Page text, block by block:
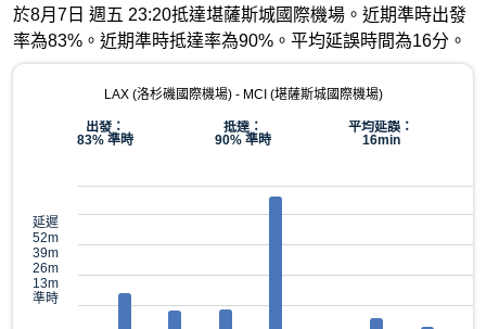
於8月7日 週五 23:20抵達堪薩斯城國際機場。近期準時出發
率為83%。近期準時抵達率為90%。平均延誤時間為16分。
LAX (洛杉磯國際機場) - MCI (堪薩斯城國際機場)
出發：
83% 準時
抵達：
90% 準時
平均延誤：
16min
延遲
52m
39m
26m
13m
準時